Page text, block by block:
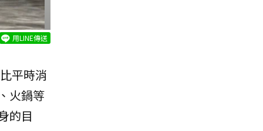
用LINE傳送
平時消
火鍋等
的目